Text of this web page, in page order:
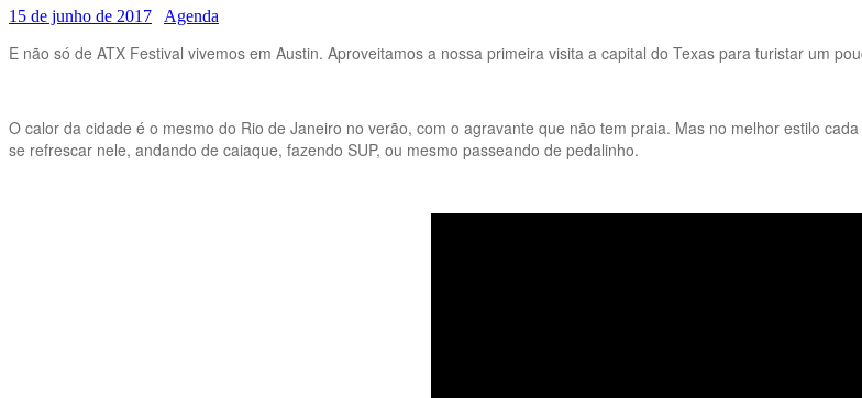
15 de junho de 2017 Agenda
E não só de ATX Festival vivemos em Austin. Aproveitamos a nossa primeira visita a capital do Texas para turistar um
O calor da cidade é o mesmo do Rio de Janeiro no verão, com o agravante que não tem praia. Mas no melhor estilo
se refrescar nele, andando de caiaque, fazendo SUP, ou mesmo passeando de pedalinho.